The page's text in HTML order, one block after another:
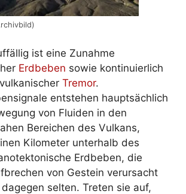
ist eine Zunahme
Erdbeben sowie kontinuierlich
Tremor.
entstehen hauptsächlich
von Fluiden in den
Bereichen des Vulkans,
Kilometer unterhalb des
Erdbeben, die
von Gestein verursacht
selten. Treten sie auf,